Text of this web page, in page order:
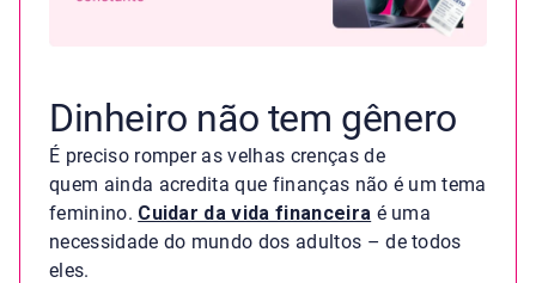
Dinheiro não tem gênero
É preciso romper as velhas crenças de
quem ainda acredita que finanças não é um tema
feminino. Cuidar da vida financeira é uma
necessidade do mundo dos adultos – de todos
eles.